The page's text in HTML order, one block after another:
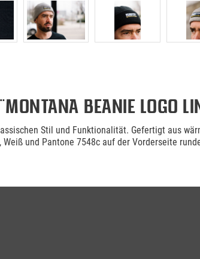
Beanie Logo
Stil und Funktionalität. Gefertigt aus
und Pantone 7548c auf der Vorderseite